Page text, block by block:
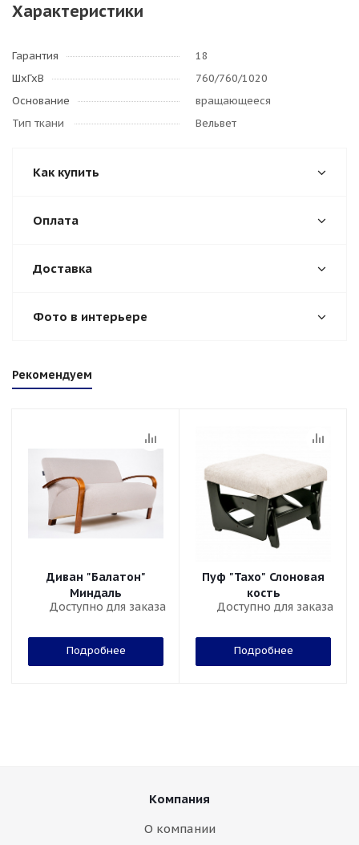
Характеристики
Гарантия
18
ШхГхВ
760/760/1020
Основание
вращающееся
Тип ткани
Вельвет
Как купить
Оплата
Доставка
Фото в интерьере
Рекомендуем
Диван "Балатон"
Миндаль
Доступно для заказа
Подробнее
Пуф "Тахо" Слоновая
кость
Доступно для заказа
Подробнее
Компания
О компании